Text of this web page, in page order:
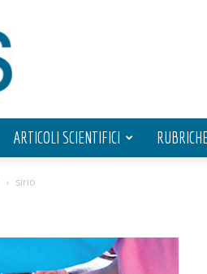
ARTICOLI SCIENTIFICI RUBRICHE
sirio